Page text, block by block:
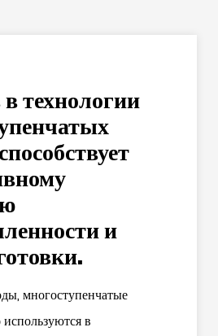
технологии
и
многоступенчатые
в